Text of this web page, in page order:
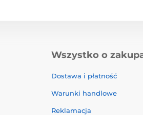
Wszystko o
Dostawa i płatność
Warunki handlowe
Reklamacja